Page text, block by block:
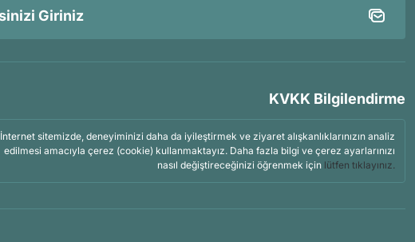
KVKK Bilgilendirme
İnternet sitemizde, deneyiminizi daha da iyileştirmek ve ziyaret alışkanlıklarınızın analiz
edilmesi amacıyla çerez (cookie) kullanmaktayız. Daha fazla bilgi ve çerez ayarlarınızı
nasıl değiştireceğinizi öğrenmek için lütfen tıklayınız.